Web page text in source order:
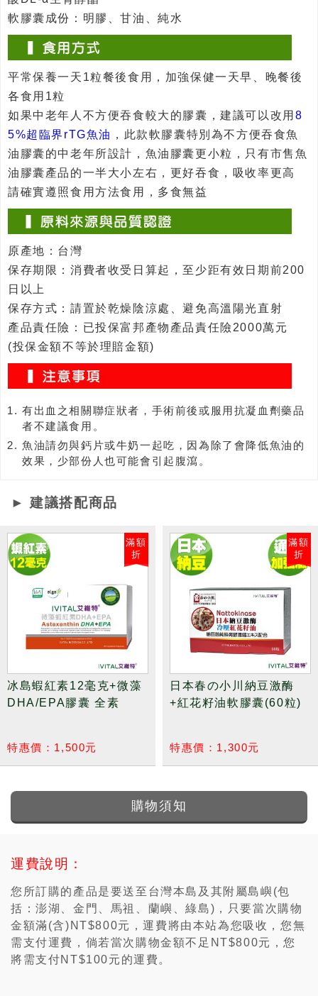
軟膠囊成份：明膠、甘油、純水
平常保養一天1粒餐後食用，加強保健一天早、晚餐後
各食用1粒
如果中老年人不方便吞食較大的膠囊，建議可以改用 8
5%超臨界rTG魚油 ，此款軟膠囊特別為不方便吞食魚
油膠囊的中老年所設計，魚油膠囊更小粒，只有市售魚
油膠囊產品的一半大小左右，更好吞食，吸收率更高
請確實遵照食用方法食用，多食無益
原產地：台灣
保存期限：消費者收受日算起，至少距有效日期前200
日以上
保存方式：請置於乾燥陰涼處、避免高溫陽光直射
產品責任險：已投保富邦產物產品責任險2000萬元
(投保金額不等於理賠金額)
有出血之相關聯症狀者，手術前後或服用抗凝血劑藥品
者不建議食用。
魚油請勿與鈣片或牛奶一起吃，因為除了會降低魚油的
效果，少部份人也可能會引起腹瀉。
► 建議搭配商品
滿額
折
冰島蝦紅素12毫克+微藻
DHA/EPA膠囊 全素
特惠價：1,500元
滿額
折
日本春の小川納豆激酶
+紅花籽油軟膠囊(60粒)
特惠價：1,300元
購物須知
運費說明：
您所訂購的產品是要送至台灣本島及其附屬島嶼(包
括：澎湖、金門、馬祖、蘭嶼、綠島)，只要當次購物
金額滿(含)NT$800元，運費將由本站為您吸收，您無
需支付運費，倘若當次購物金額不足NT$800元，您
將需支付NT$100元的運費。